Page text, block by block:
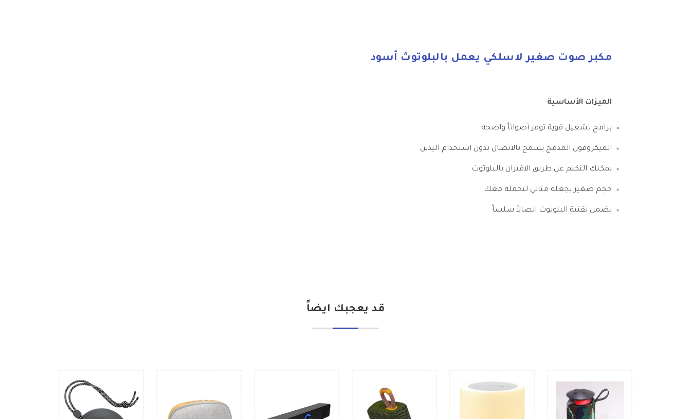
مكبر صوت صغير لاسلكي يعمل بالبلوتوث أسود
الميزات الأساسية
برامج تشغيل قوية توفر أصواتاً واضحة
الميكروفون المدمج يسمح بالاتصال بدون استخدام اليدين
يمكنك التكلم عن طريق الاقتران بالبلوتوث
حجم صغير يجعله مثالي لتحمله معك
تضمن تقنية البلوتوث اتصالاً سلساً
قد يعجبك ايضاً